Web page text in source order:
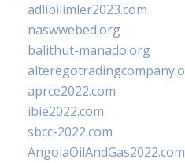
adlibilimler2023.com
naswwebed.org
balithut-manado.org
aprce2022.com
ibie2022.com
sbcc-2022.com
AngolaOilAndGas2022.com